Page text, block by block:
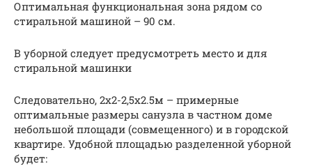
Оптимальная функциональная зона рядом со
стиральной машиной – 90 см.
В уборной следует предусмотреть место и для
стиральной машинки
Следовательно, 2х2-2,5х2.5м – примерные
оптимальные размеры санузла в частном доме
небольшой площади (совмещенного) и в городской
квартире. Удобной площадью разделенной уборной
будет: